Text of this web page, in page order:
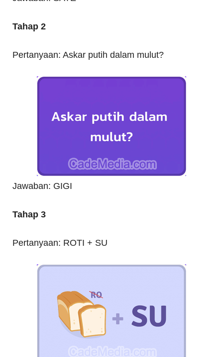
Tahap 2
Pertanyaan: Askar putih dalam mulut?
Jawaban: GIGI
Tahap 3
Pertanyaan: ROTI + SU